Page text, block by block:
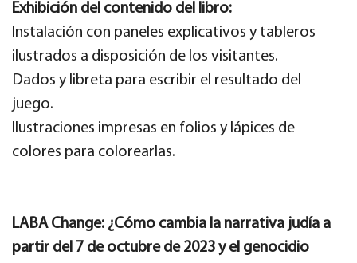
Exhibición del contenido del libro:
Instalación con paneles explicativos y tableros
ilustrados a disposición de los visitantes.
Dados y libreta para escribir el resultado del
juego.
Ilustraciones impresas en folios y lápices de
colores para colorearlas.
LABA Change: ¿Cómo cambia la narrativa judía a
partir del 7 de octubre de 2023 y el genocidio